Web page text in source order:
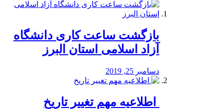
بازگشت ساعت کاری دانشگاه
آزاد اسلامی استان البرز
دسامبر 25, 2019
️ اطلاعیه مهم تغییر تاریخ